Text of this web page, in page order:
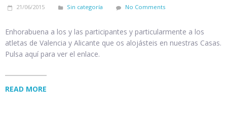
21/06/2015 Sin categoría No Comments
Enhorabuena a los y las participantes y particularmente a los
atletas de Valencia y Alicante que os alojásteis en nuestras Casas.
Pulsa aquí para ver el enlace.
READ MORE